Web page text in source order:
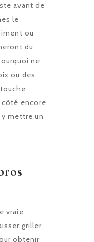
avant de
le
ou
du
ne
ou des
côté encore
mettre un
vraie
griller
obtenir